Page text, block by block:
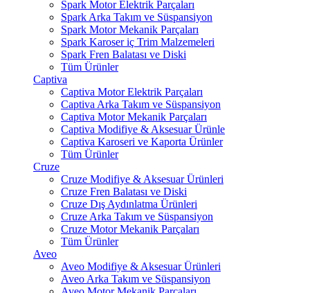
Spark Motor Elektrik Parçaları
Spark Arka Takım ve Süspansiyon
Spark Motor Mekanik Parçaları
Spark Karoser iç Trim Malzemeleri
Spark Fren Balatası ve Diski
Tüm Ürünler
Captiva
Captiva Motor Elektrik Parçaları
Captiva Arka Takım ve Süspansiyon
Captiva Motor Mekanik Parçaları
Captiva Modifiye & Aksesuar Ürünle
Captiva Karoseri ve Kaporta Ürünler
Tüm Ürünler
Cruze
Cruze Modifiye & Aksesuar Ürünleri
Cruze Fren Balatası ve Diski
Cruze Dış Aydınlatma Ürünleri
Cruze Arka Takım ve Süspansiyon
Cruze Motor Mekanik Parçaları
Tüm Ürünler
Aveo
Aveo Modifiye & Aksesuar Ürünleri
Aveo Arka Takım ve Süspansiyon